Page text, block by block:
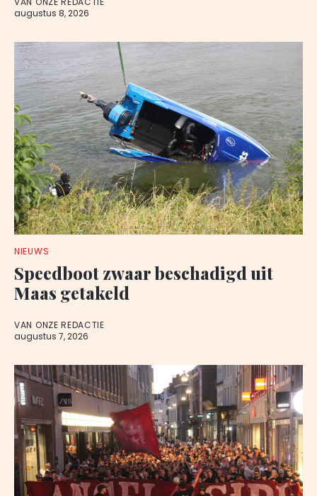
augustus 8, 2026
NIEUWS
Speedboot zwaar beschadigd uit
Maas getakeld
VAN ONZE REDACTIE
augustus 7, 2026